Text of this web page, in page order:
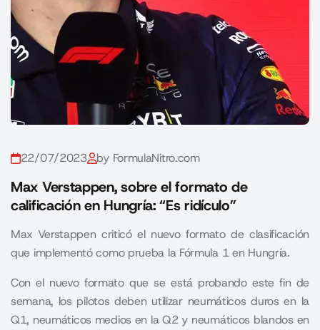
22/07/2023 by FormulaNitro.com
Max Verstappen, sobre el formato de
calificación en Hungría: “Es ridículo”
Max Verstappen criticó el nuevo formato de clasificación
que implementó como prueba la Fórmula 1 en Hungría.
Con el nuevo formato que se está probando este fin de
semana, los pilotos deben utilizar neumáticos duros en la
Q1, neumáticos medios en la Q2 y neumáticos blandos en